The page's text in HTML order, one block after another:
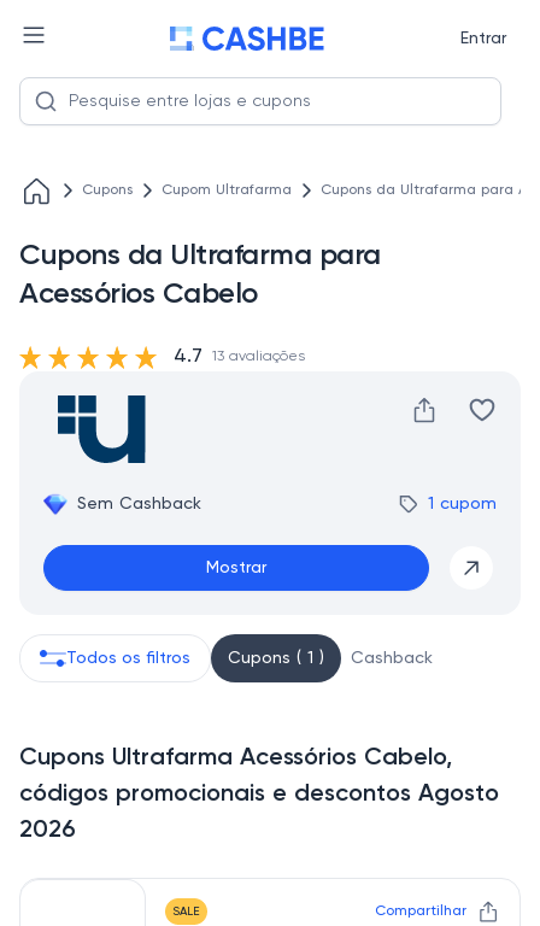
Entrar
Cupons Cupom Ultrafarma Cupons da Ultrafarma para
Cupons da Ultrafarma para
Acessórios Cabelo
Sem Cashback 1 cupom
Mostrar
4.7 13 avaliações
Todos os filtros Cupons ( 1 ) Cashback
Cupons Ultrafarma Acessórios Cabelo,
códigos promocionais e descontos Agosto
2026
SALE Compartilhar